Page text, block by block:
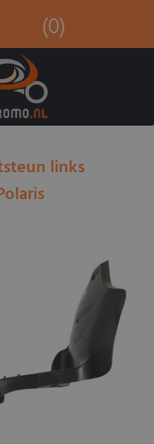
(0)
links